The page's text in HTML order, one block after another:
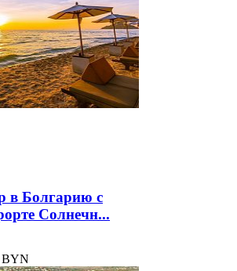
в Болгарию с
Солнечн...
BYN